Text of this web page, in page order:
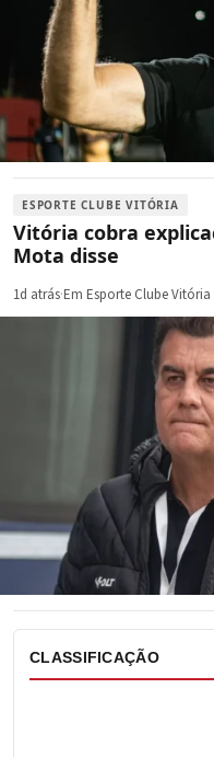
ESPORTE CLUBE VITÓRIA
Vitória cobra
Mota disse
1d atrás·Em Esporte Clube Vitória
CLASSIFICAÇÃO